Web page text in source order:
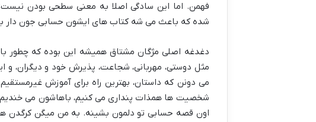
فهمن. اما این سادگی اصلا به معنی سطحی بودن
شده که باعث می شه کتاب های ایشون حسابی جون دار
دغدغه اصلی مژگان مشتاق همیشه این بوده که چطور
مثل دوستی، مهربانی، شجاعت، پذیرش خود و دیگران،
می دونن که داستان، بهترین راه برای آموزش
شخصیت ها همذات پنداری می کنیم، باهاشون می
اون قصه حسابی تو دلمون بشینه. به من میگن کرگدن